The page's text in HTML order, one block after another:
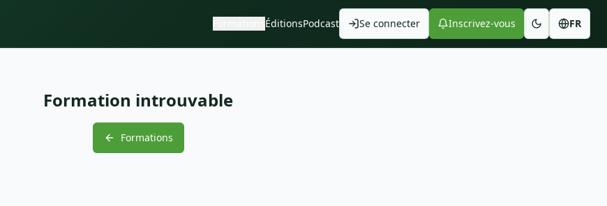
ÉditionsPodcast Se connecter Inscrivez-vous FR
Formation introuvable
Formations